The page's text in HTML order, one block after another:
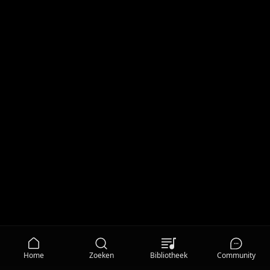
Home Zoeken Bibliotheek Community